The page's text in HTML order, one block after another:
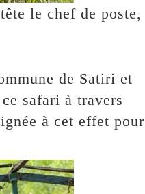
le chef de poste,
de Satiri et
safari à travers
à cet effet pour